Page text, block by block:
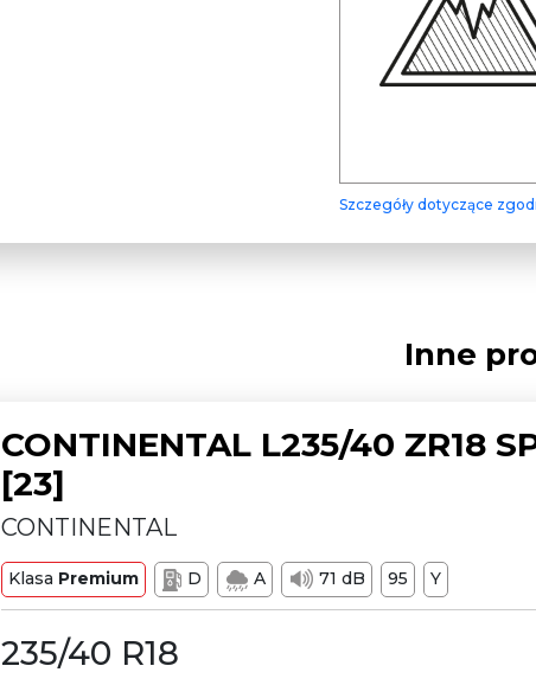
Szczegóły dotyczące
Inne
CONTINENTAL L235/40 ZR18
[23]
CONTINENTAL
Klasa Premium D A 71 dB 95 Y
235/40 R18